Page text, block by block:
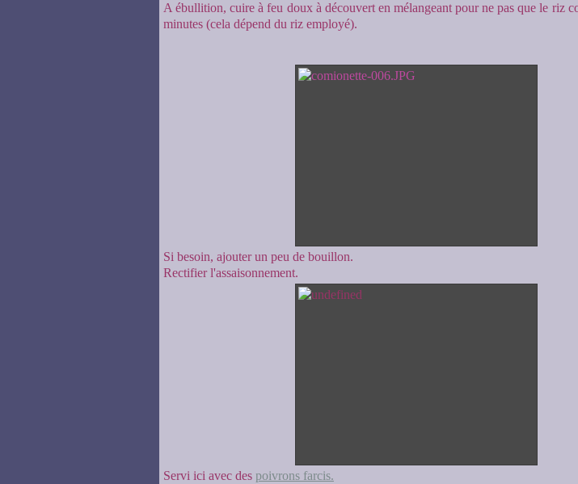
A ébullition, cuire à feu doux à découvert en mélangeant pour ne pas que le riz
minutes (cela dépend du riz employé).
Si besoin, ajouter un peu de bouillon.
Rectifier l'assaisonnement.
Servi ici avec des poivrons farcis.